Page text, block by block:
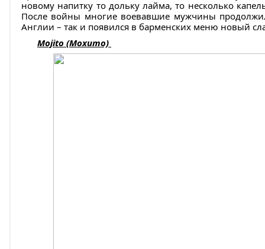
новому напитку то дольку лайма, то несколько
После войны многие воевавшие мужчины
Англии – так и появился в барменских меню новый
Mojito (Мохито)